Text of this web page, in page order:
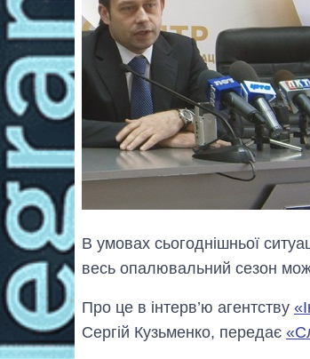
В умовах сьогоднішньої
весь опалювальний сезон
Про це в інтерв’ю агентству
Сергій Кузьменко, передає